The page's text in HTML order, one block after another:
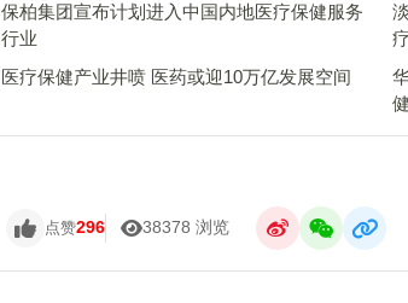
保柏集团宣布计划进入中国内地医疗保健服务
行业
医疗保健产业井喷 医药或迎10万亿发展空间
点赞296 38378 浏览